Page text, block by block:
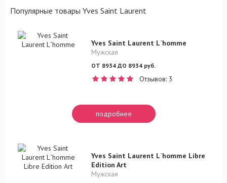
Популярные товары Yves Saint Laurent
Yves Saint Laurent L`homme
Мужская
ОТ 8934 ДО 8934 руб.
Отзывов: 3
подробнее
Yves Saint Laurent L`homme Libre
Edition Art
Мужская